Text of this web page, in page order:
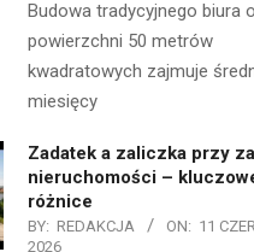
Budowa tradycyjnego biura o
powierzchni 50 metrów
kwadratowych zajmuje
miesięcy
Zadatek a zaliczka przy
nieruchomości –
różnice
BY: REDAKCJA ON: 11
2026